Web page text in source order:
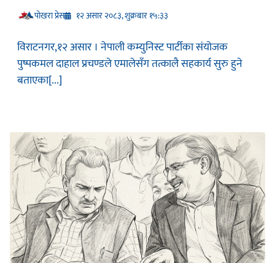
प‍ोखरा प्रेस १२ असार २०८३, शुक्रबार १५:३३
विराटनगर,१२ असार । नेपाली कम्युनिस्ट पार्टीका संयोजक
पुष्पकमल दाहाल प्रचण्डले एमालेसँग तत्कालै सहकार्य सुरु हुने
बताएका[...]